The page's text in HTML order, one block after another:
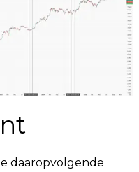
daaropvolgende